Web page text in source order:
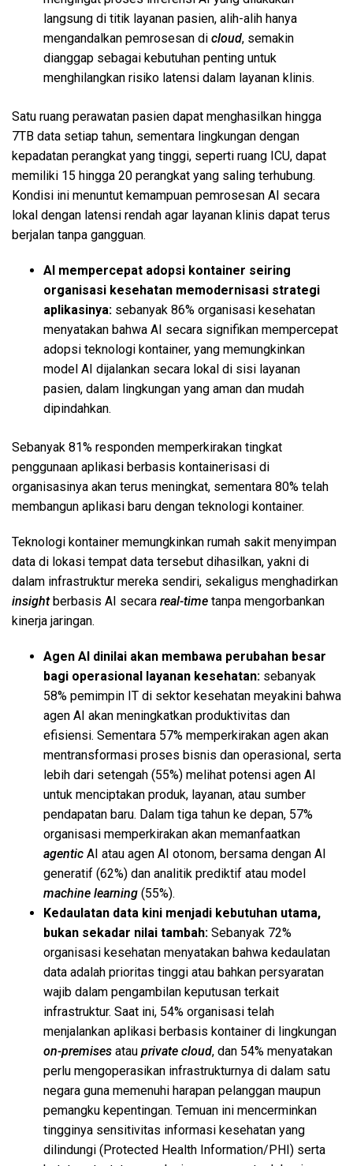
langsung di titik layanan pasien, alih-alih hanya
mengandalkan pemrosesan di cloud, semakin
dianggap sebagai kebutuhan penting untuk
menghilangkan risiko latensi dalam layanan klinis.
Satu ruang perawatan pasien dapat menghasilkan hingga
7TB data setiap tahun, sementara lingkungan dengan
kepadatan perangkat yang tinggi, seperti ruang ICU, dapat
memiliki 15 hingga 20 perangkat yang saling terhubung.
Kondisi ini menuntut kemampuan pemrosesan AI secara
lokal dengan latensi rendah agar layanan klinis dapat terus
berjalan tanpa gangguan.
AI mempercepat adopsi kontainer seiring
organisasi kesehatan memodernisasi strategi
aplikasinya: sebanyak 86% organisasi kesehatan
menyatakan bahwa AI secara signifikan mempercepat
adopsi teknologi kontainer, yang memungkinkan
model AI dijalankan secara lokal di sisi layanan
pasien, dalam lingkungan yang aman dan mudah
dipindahkan.
Sebanyak 81% responden memperkirakan tingkat
penggunaan aplikasi berbasis kontainerisasi di
organisasinya akan terus meningkat, sementara 80% telah
membangun aplikasi baru dengan teknologi kontainer.
Teknologi kontainer memungkinkan rumah sakit menyimpan
data di lokasi tempat data tersebut dihasilkan, yakni di
dalam infrastruktur mereka sendiri, sekaligus menghadirkan
insightberbasis AI secara real-time tanpa mengorbankan
kinerja jaringan.
Agen AI dinilai akan membawa perubahan besar
bagi operasional layanan kesehatan: sebanyak
58% pemimpin IT di sektor kesehatan meyakini bahwa
agen AI akan meningkatkan produktivitas dan
efisiensi. Sementara 57% memperkirakan agen akan
mentransformasi proses bisnis dan operasional, serta
lebih dari setengah (55%) melihat potensi agen AI
untuk menciptakan produk, layanan, atau sumber
pendapatan baru. Dalam tiga tahun ke depan, 57%
organisasi memperkirakan akan memanfaatkan
agentic AI atau agen AI otonom, bersama dengan AI
generatif (62%) dan analitik prediktif atau model
machine learning (55%).
Kedaulatan data kini menjadi kebutuhan utama,
bukan sekadar nilai tambah: Sebanyak 72%
organisasi kesehatan menyatakan bahwa kedaulatan
data adalah prioritas tinggi atau bahkan persyaratan
wajib dalam pengambilan keputusan terkait
infrastruktur. Saat ini, 54% organisasi telah
menjalankan aplikasi berbasis kontainer di lingkungan
on-premises atau private cloud, dan 54% menyatakan
perlu mengoperasikan infrastrukturnya di dalam satu
negara guna memenuhi harapan pelanggan maupun
pemangku kepentingan. Temuan ini mencerminkan
tingginya sensitivitas informasi kesehatan yang
dilindungi (Protected Health Information/PHI) serta